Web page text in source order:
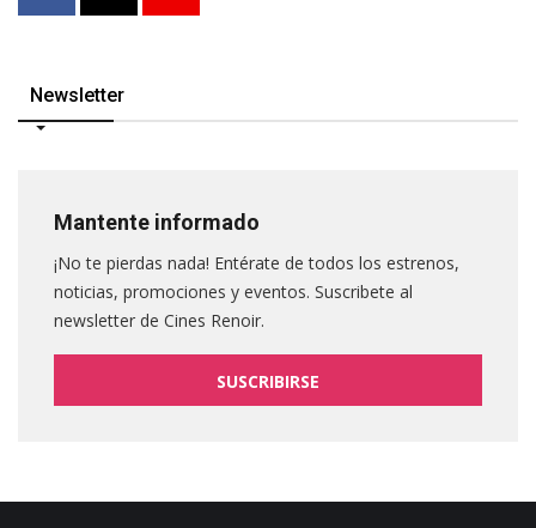
Newsletter
Mantente informado
¡No te pierdas nada! Entérate de todos los estrenos,
noticias, promociones y eventos. Suscribete al
newsletter de Cines Renoir.
SUSCRIBIRSE